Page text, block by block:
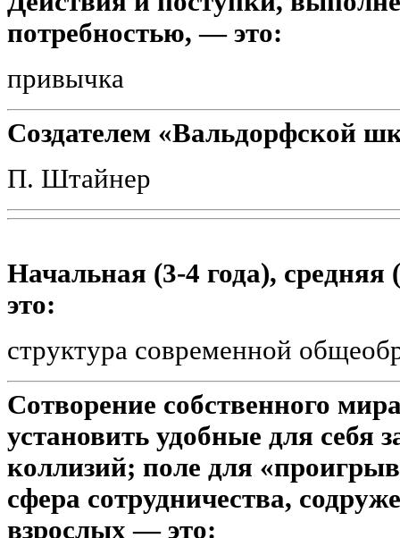
потребностью, — это:
привычка
Создателем «Вальдорфской
П. Штайнер
Начальная (3-4 года),
это:
структура современной
Сотворение собственного
установить удобные для
коллизий; поле для
сфера сотрудничества,
взрослых — это: